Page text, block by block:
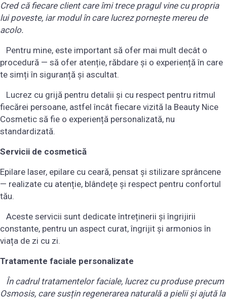
Cred că fiecare client care îmi trece pragul vine cu propria
lui poveste, iar modul în care lucrez pornește mereu de
acolo.
Pentru mine, este important să ofer mai mult decât o
procedură — să ofer atenție, răbdare și o experiență în care
te simți în siguranță și ascultat.
Lucrez cu grijă pentru detalii și cu respect pentru ritmul
fiecărei persoane, astfel încât fiecare vizită la Beauty Nice
Cosmetic să fie o experiență personalizată, nu
standardizată.
Servicii de cosmetică
Epilare laser, epilare cu ceară, pensat și stilizare sprâncene
— realizate cu atenție, blândețe și respect pentru confortul
tău.
Aceste servicii sunt dedicate întreținerii și îngrijirii
constante, pentru un aspect curat, îngrijit și armonios în
viața de zi cu zi.
Tratamente faciale personalizate
În cadrul tratamentelor faciale, lucrez cu produse precum
Osmosis, care susțin regenerarea naturală a pielii și ajută la